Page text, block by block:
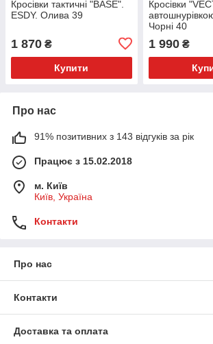
Кросівки тактичні "BASE".
ESDY. Олива 39
1 870 ₴
Купити
Кросівки
Чорні 40
1 990₴
Про нас
91% позитивних з 143 відгуків за рік
Працює з 15.02.2018
м. Київ
Київ, Україна
Контакти
Про нас
Контакти
Доставка та оплата